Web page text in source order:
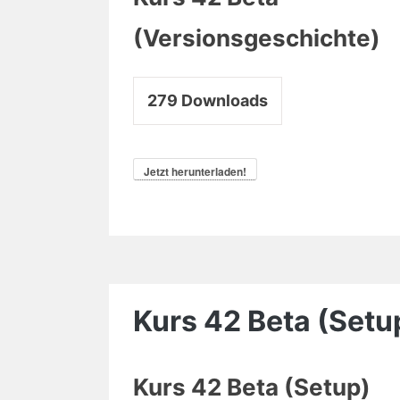
(Versionsgeschichte)
279 Downloads
Jetzt herunterladen!
Kurs 42 Beta
Kurs 42 Beta (Setup)